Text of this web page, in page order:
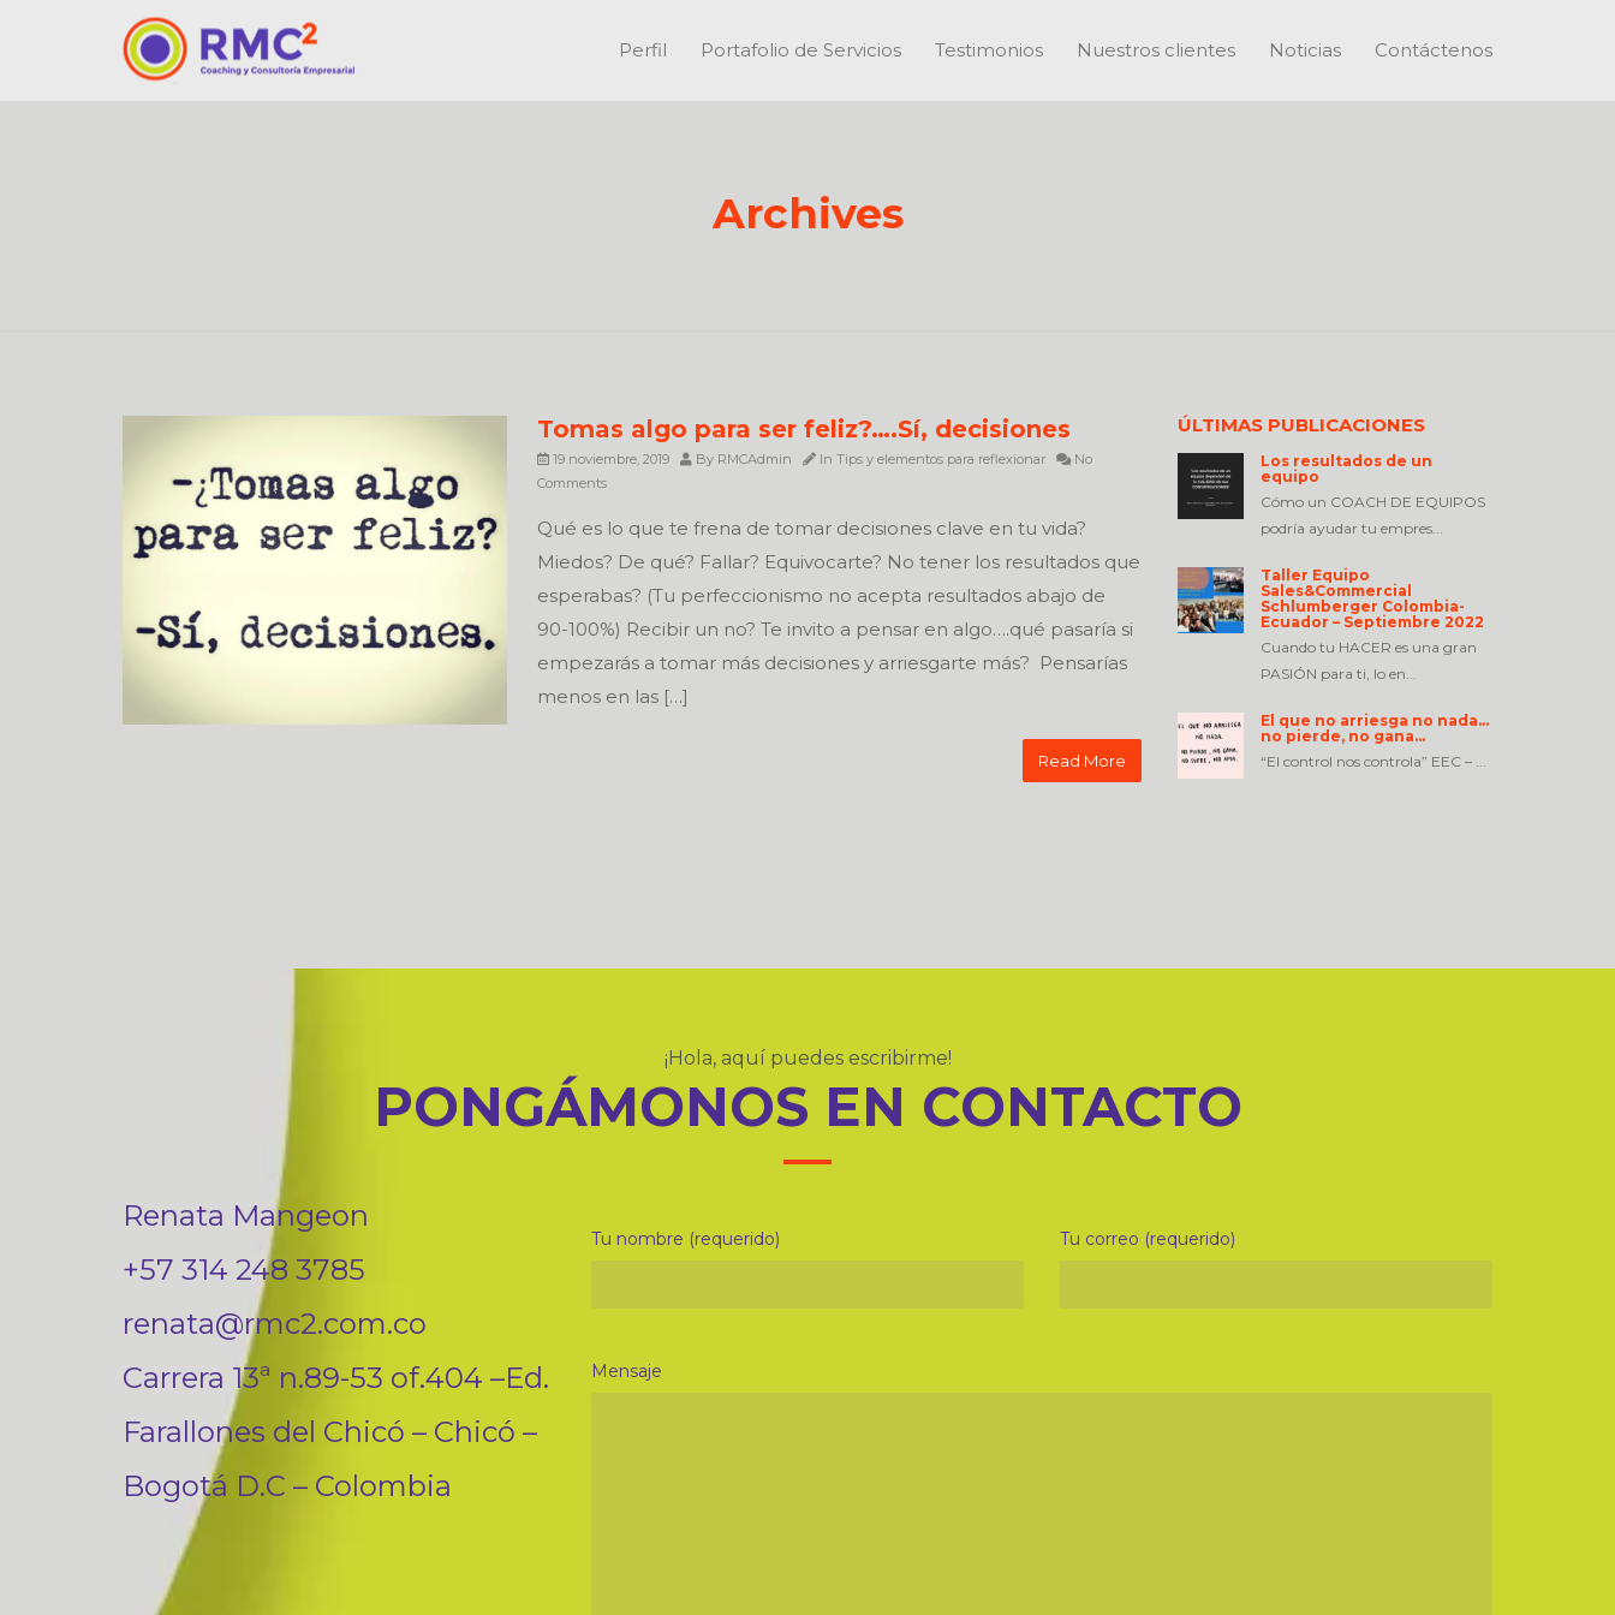
Perfil Portafolio de Servicios Testimonios Nuestros clientes Noticias Contáctenos
Archives
Tomas algo para ser feliz?….Sí, decisiones
19 noviembre, 2019 By RMCAdmin In Tips y elementos para reflexionar
No
Comments
Qué es lo que te frena de tomar decisiones clave en tu vida?
Miedos? De qué? Fallar? Equivocarte? No tener los resultados que
esperabas? (Tu perfeccionismo no acepta resultados abajo de
90-100%) Recibir un no? Te invito a pensar en algo….qué pasaría si
empezarás a tomar más decisiones y arriesgarte más? Pensarías
menos en las […]
Read More
ÚLTIMAS PUBLICACIONES
Los resultados de un
equipo
Cómo un COACH DE EQUIPOS
podría ayudar tu empres...
Taller Equipo
Sales&Commercial
Schlumberger Colombia-
Ecuador – Septiembre 2022
Cuando tu HACER es una gran
PASIÓN para ti, lo en...
El que no arriesga no nada…
no pierde, no gana…
“El control nos controla” EEC – ...
¡Hola, aquí puedes escribirme!
PONGÁMONOS EN CONTACTO
Renata Mangeon
+57 314 248 3785
renata@rmc2.com.co
Carrera 13ª n.89-53 of.404 –Ed.
Farallones del Chicó – Chicó –
Bogotá D.C – Colombia
Tu nombre (requerido) Tu correo (requerido)
Mensaje